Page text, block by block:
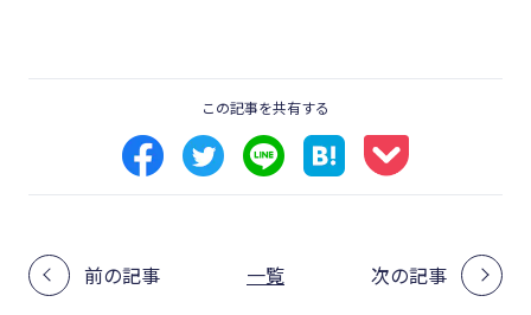
この記事を共有する
前の記事 一覧 次の記事